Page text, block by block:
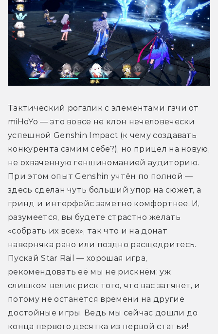
Тактический рогалик с элементами гачи от
miHoYo — это вовсе не клон нечеловечески
успешной Genshin Impact (к чему создавать
конкурента самим себе?), но прицел на новую,
не охваченную геншиноманией аудиторию.
При этом опыт Genshin учтён по полной —
здесь сделан чуть больший упор на сюжет, а
гринд и интерфейс заметно комфортнее. И,
разумеется, вы будете страстно желать
«собрать их всех», так что и на донат
наверняка рано или поздно расщедритесь.
Пускай Star Rail — хорошая игра,
рекомендовать её мы не рискнём: уж
слишком велик риск того, что вас затянет, и
потому не останется времени на другие
достойные игры. Ведь мы сейчас дошли до
конца первого десятка из первой статьи!